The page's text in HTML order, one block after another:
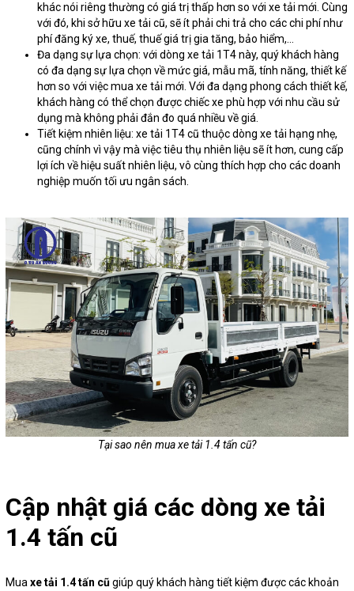
khác nói riêng thường có giá trị thấp hơn so với xe tải mới. Cùng
với đó, khi sở hữu xe tải cũ, sẽ ít phải chi trả cho các chi phí như
phí đăng ký xe, thuế, thuế giá trị gia tăng, bảo hiểm,...
Đa dạng sự lựa chọn: với dòng xe tải 1T4 này, quý khách hàng
có đa dạng sự lựa chọn về mức giá, mẫu mã, tính năng, thiết kế
hơn so với việc mua xe tải mới. Với đa dạng phong cách thiết kế,
khách hàng có thể chọn được chiếc xe phù hợp với nhu cầu sử
dụng mà không phải đắn đo quá nhiều về giá.
Tiết kiệm nhiên liệu: xe tải 1T4 cũ thuộc dòng xe tải hạng nhẹ,
cũng chính vì vậy mà việc tiêu thụ nhiên liệu sẽ ít hơn, cung cấp
lợi ích về hiệu suất nhiên liệu, vô cùng thích hợp cho các doanh
nghiệp muốn tối ưu ngân sách.
Tại sao nên mua xe tải 1.4 tấn cũ?
Cập nhật giá các dòng xe tải
1.4 tấn cũ
Mua xe tải 1.4 tấn cũgiúp quý khách hàng tiết kiệm được các khoản